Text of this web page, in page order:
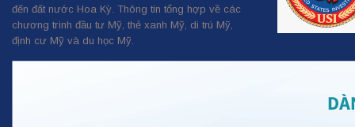
đến đất nước Hoa Kỳ. Thông tin tổng hợp về các
chương trình đầu tư Mỹ, thẻ xanh Mỹ, di trú Mỹ,
định cư Mỹ và du học Mỹ.